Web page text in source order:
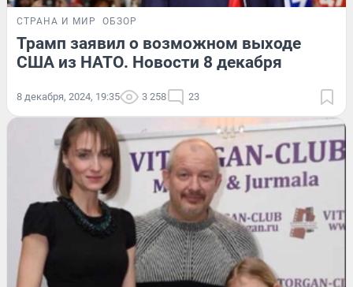
СТРАНА И МИР ОБЗОР
Трамп заявил о возможном выходе
США из НАТО. Новости 8 декабря
8 декабря, 2024, 19:35 3 258 23